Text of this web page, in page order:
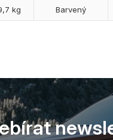
kg Barvený